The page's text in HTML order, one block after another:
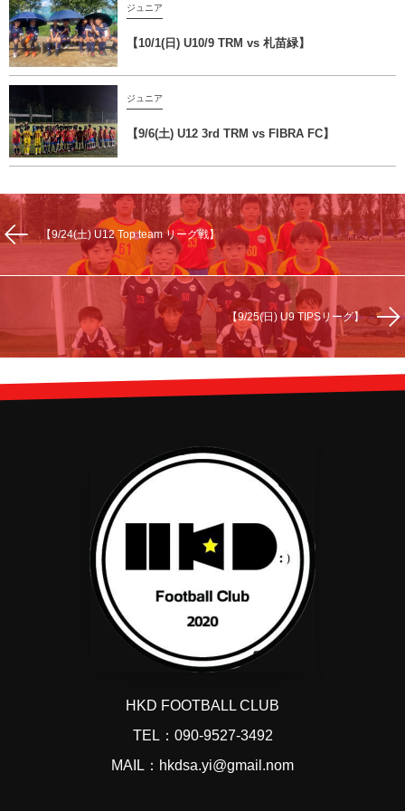
ジュニア
【10/1(日) U10/9 TRM vs 札苗緑】
ジュニア
【9/6(土) U12 3rd TRM vs FIBRA FC】
【9/24(土) U12 Top team リーグ戦】
【9/25(日) U9 TIPSリーグ】
HKD FOOTBALL CLUB
TEL：090-9527-3492
MAIL：hkdsa.yi@gmail.nom